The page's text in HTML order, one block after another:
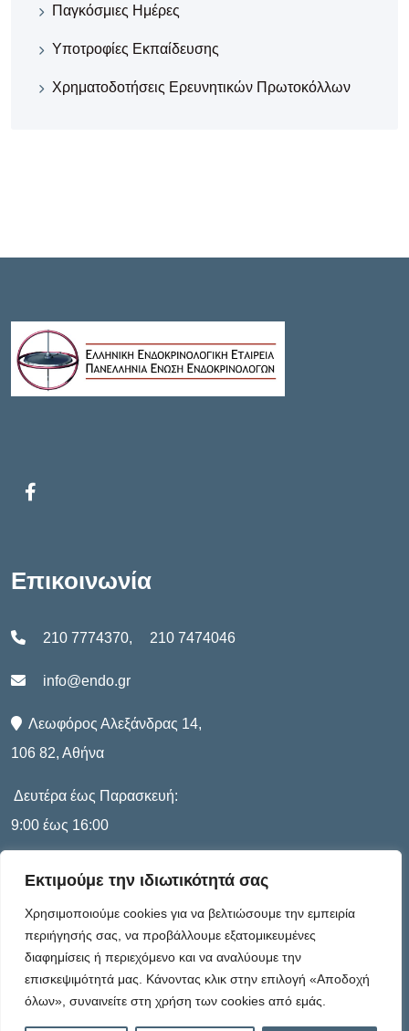
Εκτιμούμε την ιδιωτικότητά σας
Χρησιμοποιούμε cookies για να βελτιώσουμε την εμπειρία
περιήγησής σας, να προβάλλουμε εξατομικευμένες
διαφημίσεις ή περιεχόμενο και να αναλύουμε την
επισκεψιμότητά μας. Κάνοντας κλικ στην επιλογή «Αποδοχή
όλων», συναινείτε στη χρήση των cookies από εμάς.
Παγκόσμιες Ημέρες
Υποτροφίες Εκπαίδευσης
Χρηματοδοτήσεις Ερευνητικών Πρωτοκόλλων
Επικοινωνία
210 7774370, 210 7474046
info@endo.gr
Λεωφόρος Αλεξάνδρας 14,
106 82, Αθήνα
Δευτέρα έως Παρασκευή:
9:00 έως 16:00
Πληροφορίες
Καταστατικό
Πολιτική Απορρήτου